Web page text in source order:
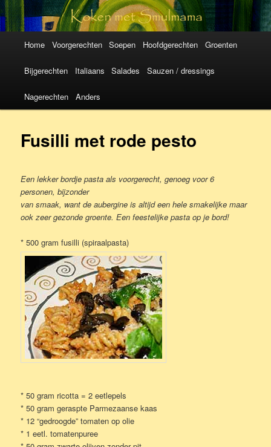
Koken met
SmulMama
Spring
naar
de
inhoud
Spring
naar
de
inhoud
Home Voorgerechten Soepen Hoofdgerechten Groenten
Bijgerechten Italiaans Salades Sauzen / dressings
Nagerechten Anders
Fusilli met rode pesto
Een lekker bordje pasta als voorgerecht, genoeg voor 6
personen, bijzonder
van smaak, want de aubergine is altijd een hele smakelijke maar
ook zeer gezonde groente. Een feestelijke pasta op je bord!
* 500 gram fusilli (spiraalpasta)
* 50 gram ricotta = 2 eetlepels
* 50 gram geraspte Parmezaanse kaas
* 12 “gedroogde” tomaten op olie
* 1 eetl. tomatenpuree